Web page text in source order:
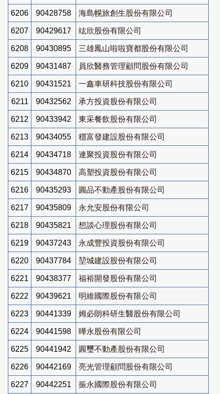
6206 90428758 海島幌旅創生股份有限公司
6207 90429617 竑欣股份有限公司
6208 90430895 三雄鳳山啦啦寶都股份有限公司
6209 90431487 員欣醫務管理顧問股份有限公司
6210 90431521 一鑫車研科技股份有限公司
6211 90432562 承方投資股份有限公司
6212 90433942 東采餐飲股份有限公司
6213 90434055 穩富發建設股份有限公司
6214 90434718 連聚投資股份有限公司
6215 90434870 高塑投資股份有限公司
6216 90435293 圓品不動產股份有限公司
6217 90435809 永允安股份有限公司
6218 90435821 想談心理股份有限公司
6219 90437243 永成豐投資股份有限公司
6220 90437784 堃城建設股份有限公司
6221 90438377 福裕開發股份有限公司
6222 90439621 明維國際股份有限公司
6223 90441339 姆必朗科研生醫股份有限公司
6224 90441598 曄永股份有限公司
6225 90441942 圓璽不動產股份有限公司
6226 90442169 亮光管理顧問股份有限公司
6227 90442251 振永國際股份有限公司